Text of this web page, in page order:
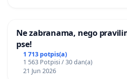
Ne zabranama, nego
pse!
1 713 potpis(a)
1 563 Potpisi / 30 dan(a)
21 Jun 2026